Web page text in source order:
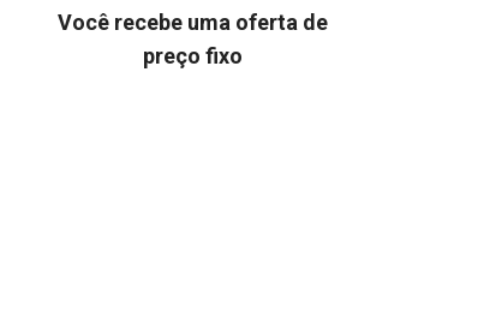
Você recebe uma oferta de
preço fixo